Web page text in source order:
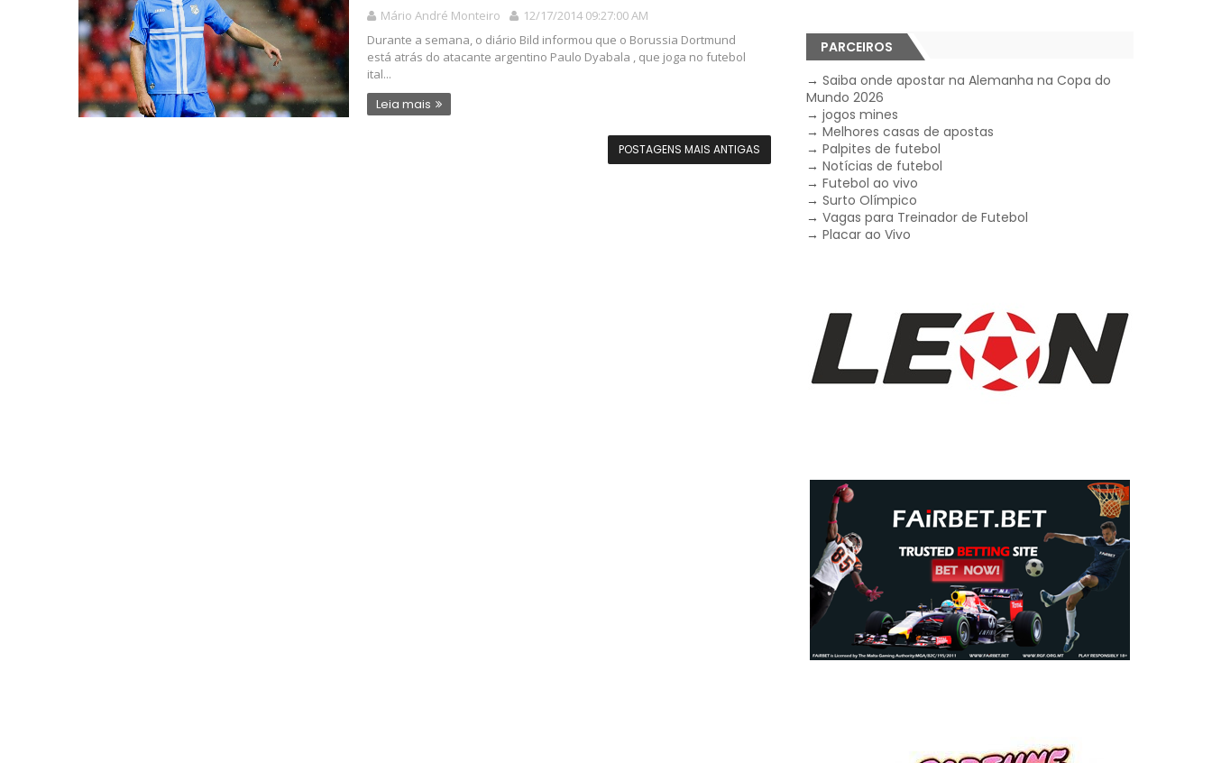
Mário André Monteiro
12/17/2014 09:27:00 AM
Durante a semana, o diário Bild informou que o Borussia Dortmund
está atrás do atacante argentino Paulo Dyabala , que joga no futebol
ital...
Leia mais
POSTAGENS MAIS ANTIGAS
PARCEIROS
→Saiba onde apostar na Alemanha na Copa do
Mundo 2026
→jogos mines
→Melhores casas de apostas
→Palpites de futebol
→Notícias de futebol
→Futebol ao vivo
→Surto Olímpico
→Vagas para Treinador de Futebol
→Placar ao Vivo